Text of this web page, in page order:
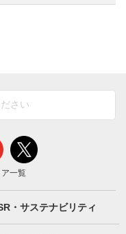
一覧
・サステナビリティ